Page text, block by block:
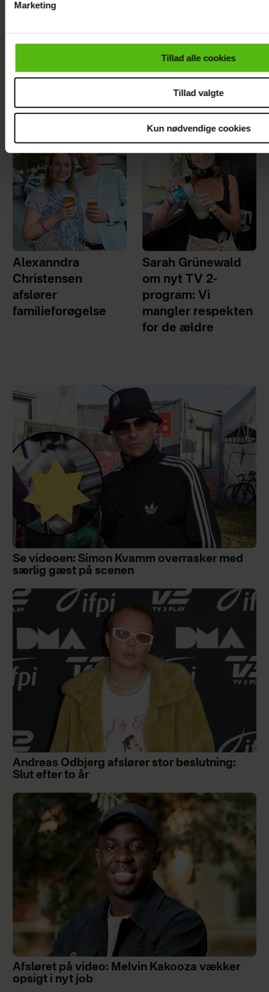
cookiepolitik.
Marketing
Tillad alle cookies
Tillad valgte
Kun nødvendige cookies
Se videoen: Jesper Buch
som DJ på Smukfest
Alexanndra
Christensen
afslører
familieforøgelse
Sarah Grünewald
om nyt TV 2-
program: Vi
mangler respekten
for de ældre
Se videoen: Simon Kvamm overrasker med
særlig gæst på scenen
Andreas Odbjerg afslører stor beslutning:
Slut efter to år
Afsløret på video: Melvin Kakooza vækker
opsigt i nyt job